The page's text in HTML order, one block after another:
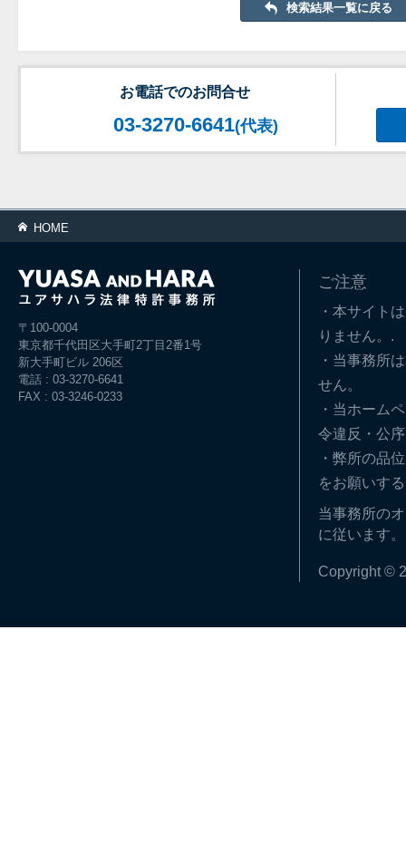
検索結果一覧に戻る
お電話でのお問合せ
03-3270-6641(代表)
HOME
〒100-0004
東京都千代田区大手町2丁目2番1号
新大手町ビル 206区
電話 : 03-3270-6641
FAX : 03-3246-0233
ご注意
・本サイト
りません。.
・当事務所
せん。
・当ホーム
令違反・公
・弊所の品
をお願いす
当事務所の
に従います。
Copyright ©